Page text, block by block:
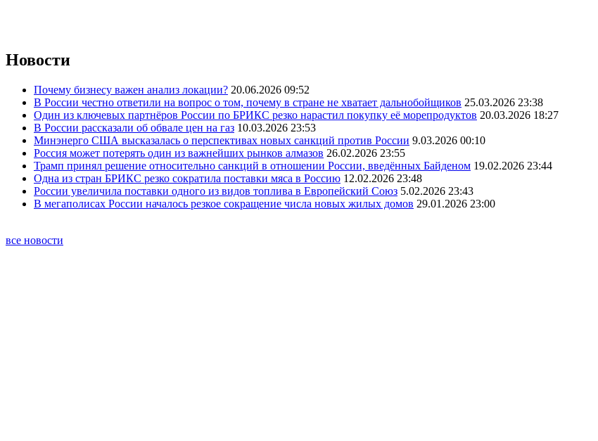
Новости
Почему бизнесу важен анализ локации? 20.06.2026 09:52
В России честно ответили на вопрос о том, почему в стране не хватает дальнобойщиков 25.03.2026 23:38
Один из ключевых партнёров России по БРИКС резко нарастил покупку её морепродуктов 20.03.2026 18:27
В России рассказали об обвале цен на газ 10.03.2026 23:53
Минэнерго США высказалась о перспективах новых санкций против России 9.03.2026 00:10
Россия может потерять один из важнейших рынков алмазов 26.02.2026 23:55
Трамп принял решение относительно санкций в отношении России, введённых Байденом 19.02.2026 23:44
Одна из стран БРИКС резко сократила поставки мяса в Россию 12.02.2026 23:48
России увеличила поставки одного из видов топлива в Европейский Союз 5.02.2026 23:43
В мегаполисах России началось резкое сокращение числа новых жилых домов 29.01.2026 23:00
все новости